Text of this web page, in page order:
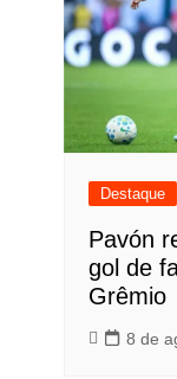
Destaque
Pavón
gol de
Grêmio
8 de